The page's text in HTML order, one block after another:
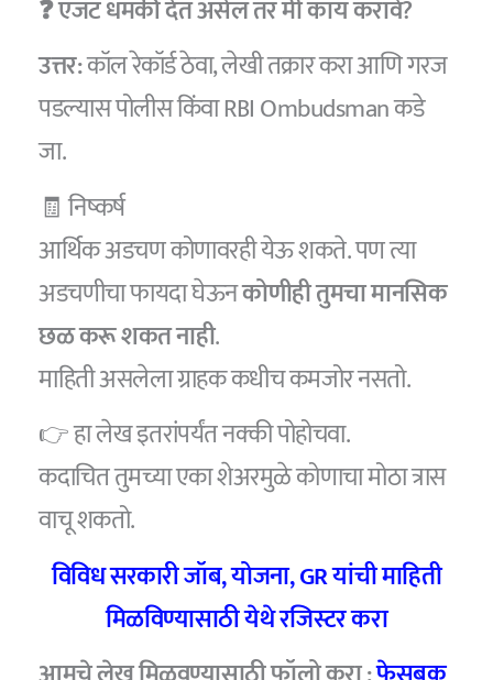
❓ एजंट धमकी देत असेल तर मी काय करावे?
उत्तर:कॉल रेकॉर्ड ठेवा, लेखी तक्रार करा आणि गरज
पडल्यास पोलीस किंवा RBI Ombudsman कडे
जा.
🧾 निष्कर्ष
आर्थिक अडचण कोणावरही येऊ शकते. पण त्या
अडचणीचा फायदा घेऊनकोणीही तुमचा मानसिक
छळ करू शकत नाही.
माहिती असलेला ग्राहक कधीच कमजोर नसतो.
👉 हा लेख इतरांपर्यंत नक्की पोहोचवा.
कदाचित तुमच्या एका शेअरमुळे कोणाचा मोठा त्रास
वाचू शकतो.
विविध सरकारी जॉब, योजना, GR यांची माहिती
मिळविण्यासाठी येथे रजिस्टर करा